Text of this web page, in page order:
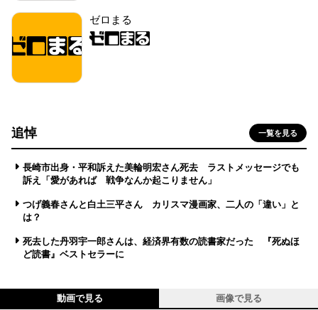
ゼロまる
追悼 一覧を見る
長崎市出身・平和訴えた美輪明宏さん死去 ラストメッセージでも
訴え「愛があれば 戦争なんか起こりません」
つげ義春さんと白土三平さん カリスマ漫画家、二人の「違い」と
は？
死去した丹羽宇一郎さんは、経済界有数の読書家だった 『死ぬほ
ど読書』ベストセラーに
動画で見る 画像で見る